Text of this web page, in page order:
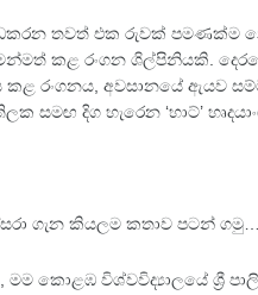
තවත් එක රුවක් පමණක්ම
මන්මත් කළ රංගන ශිල්පිනියකි.
ඇය කළ රංගනය, අවසානයේ
සමඟ දිග හැරෙන ‘හාට්’
ගැන කියලම කතාව පටන් ගමු…
කොළඹ විශ්වවිද්‍යාලයේ ශ්‍රී